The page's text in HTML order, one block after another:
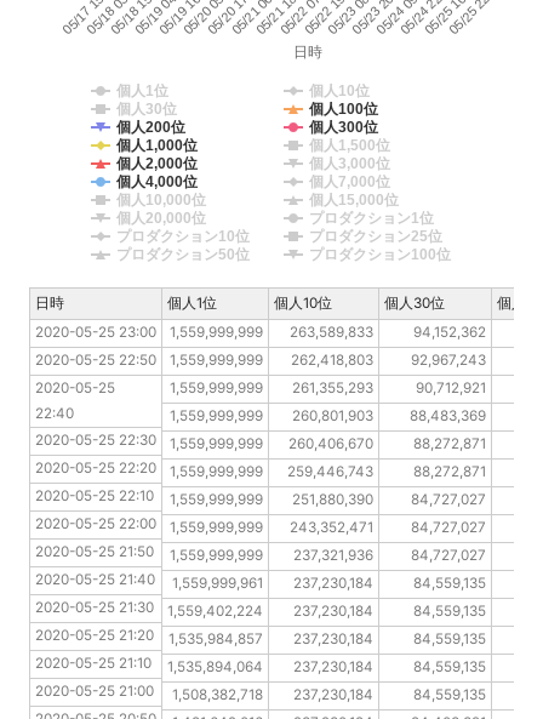
日時
個人1位
個人10位
個人30位
個人100位
個人200位
個人300位
個人1,000位
個人1,500位
個人2,000位
個人3,000位
個人4,000位
個人7,000位
個人10,000位
個人15,000位
個人20,000位
プロダクション1位
プロダクション10位
プロダクション25位
プロダクション50位
プロダクション100位
2020-05-25 23:00 1,559,999,999 263,589,833 94,152,362
2020-05-25 22:50
1,559,999,999 262,418,803 92,967,243
2020-05-25 22:40
1,559,999,999 261,355,293 90,712,921
2020-05-25 22:30
1,559,999,999 260,801,903 88,483,369
2020-05-25 22:20
1,559,999,999 260,406,670 88,272,871
2020-05-25 22:10
1,559,999,999 259,446,743 88,272,871
2020-05-25 22:00
1,559,999,999 251,880,390 84,727,027
2020-05-25 21:50
1,559,999,999 243,352,471 84,727,027
2020-05-25 21:40
1,559,999,999 237,321,936 84,727,027
2020-05-25 21:30
1,559,999,961 237,230,184 84,559,135
2020-05-25 21:20
1,559,402,224 237,230,184 84,559,135
2020-05-25 21:10
1,535,984,857 237,230,184 84,559,135
2020-05-25 21:00
1,535,894,064 237,230,184 84,559,135
2020-05-25 20:50
1,508,382,718 237,230,184 84,559,135
日時 個人1位 個人10位 個人30位
個人
2020-05-25 23:00
2020-05-25 22:50
2020-05-25
22:40
2020-05-25 22:30
2020-05-25 22:20
2020-05-25 22:10
2020-05-25 22:00
2020-05-25 21:50
2020-05-25 21:40
2020-05-25 21:30
2020-05-25 21:20
2020-05-25 21:10
2020-05-25 21:00
日時